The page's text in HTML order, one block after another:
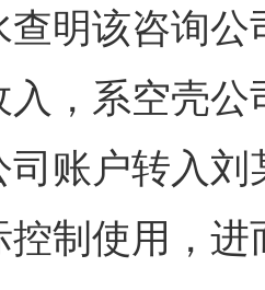
查明该咨询
入，系空壳
司账户转入
控制使用，